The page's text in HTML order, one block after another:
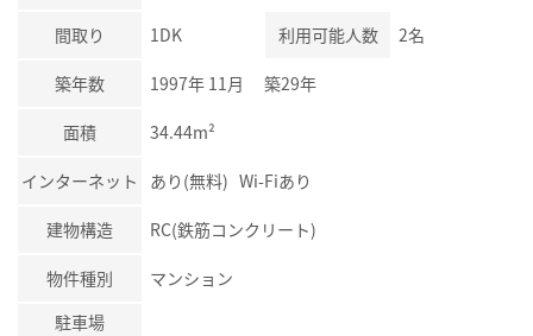
間取り 1DK 利用可能人数 2名
築年数 1997年 11月 築29年
面積 34.44m²
インターネット あり(無料) Wi-Fiあり
建物構造 RC(鉄筋コンクリート)
物件種別
マンション
駐車場